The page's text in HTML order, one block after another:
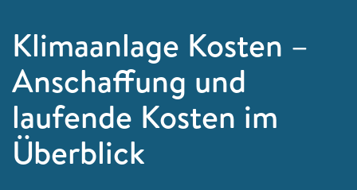
Klimaanlage Kosten –
Anschaffung und
laufende Kosten im
Überblick